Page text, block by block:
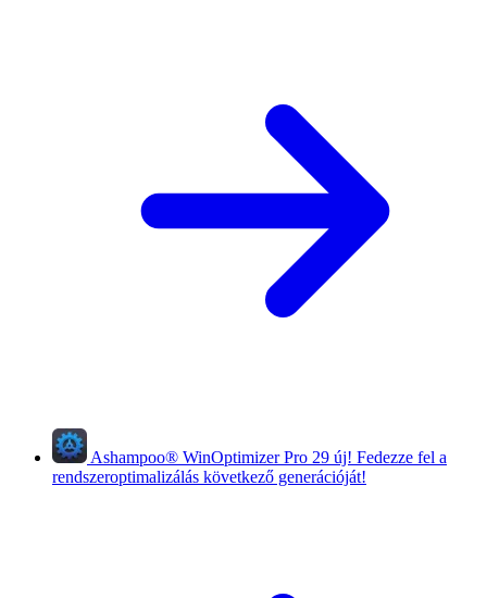
Ashampoo® WinOptimizer Pro 29 új! Fedezze fel a
rendszeroptimalizálás következő generációját!